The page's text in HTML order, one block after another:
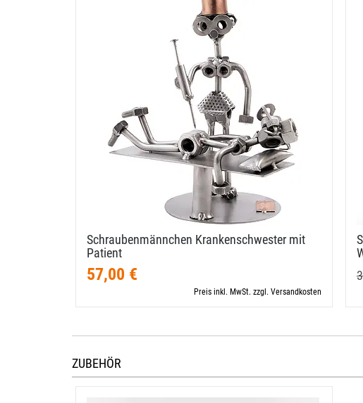
Schraubenmännchen Krankenschwester mit
Patient
57,00 €
Preis inkl. MwSt. zzgl. Versandkosten
ZUBEHÖR